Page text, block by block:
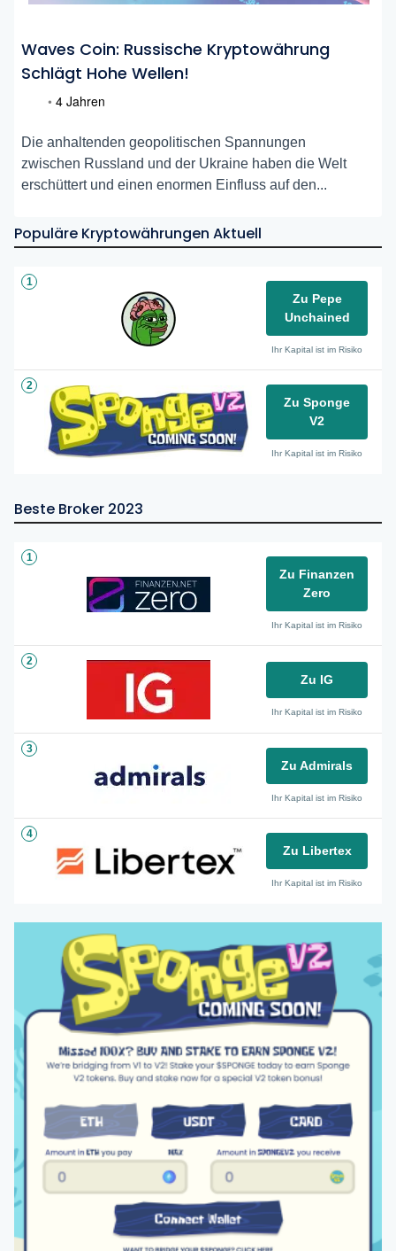
Waves Coin: Russische Kryptowährung
Schlägt Hohe Wellen!
• 4 Jahren
Die anhaltenden geopolitischen Spannungen
zwischen Russland und der Ukraine haben die Welt
erschüttert und einen enormen Einfluss auf den...
Populäre Kryptowährungen Aktuell
1
Zu Pepe
Unchained
Ihr Kapital ist im Risiko
2
Zu Sponge
V2
Ihr Kapital ist im Risiko
Beste Broker 2023
1
Zu Finanzen
Zero
Ihr Kapital ist im Risiko
2
Zu IG
Ihr Kapital ist im Risiko
3
Zu Admirals
Ihr Kapital ist im Risiko
4
Zu Libertex
Ihr Kapital ist im Risiko